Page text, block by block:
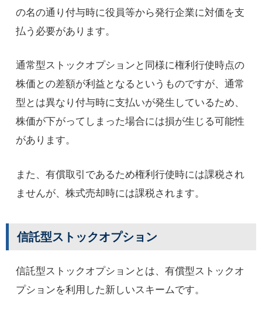
の名の通り付与時に役員等から発行企業に対価を支
払う必要があります。
通常型ストックオプションと同様に権利行使時点の
株価との差額が利益となるというものですが、通常
型とは異なり付与時に支払いが発生しているため、
株価が下がってしまった場合には損が生じる可能性
があります。
また、有償取引であるため権利行使時には課税され
ませんが、株式売却時には課税されます。
信託型ストックオプション
信託型ストックオプションとは、有償型ストックオ
プションを利用した新しいスキームです。